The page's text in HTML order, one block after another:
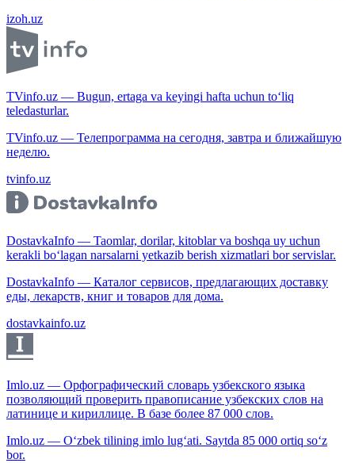
izoh.uz
TVinfo.uz — Bugun, ertaga va keyingi hafta uchun to‘liq
teledasturlar.
TVinfo.uz — Телепрограмма на сегодня, завтра и ближайшую
неделю.
tvinfo.uz
DostavkaInfo — Taomlar, dorilar, kitoblar va boshqa uy uchun
kerakli bo‘lagan narsalarni yetkazib berish xizmatlari bor servislar.
DostavkaInfo — Каталог сервисов, предлагающих доставку
еды, лекарств, книг и товаров для дома.
dostavkainfo.uz
Imlo.uz — Орфографический словарь узбекского языка
позволяющий проверить правописание узбекских слов на
латинице и кириллице. В базе более 87 000 слов.
Imlo.uz — O‘zbek tilining imlo lug‘ati. Saytda 85 000 ortiq so‘z
bor.